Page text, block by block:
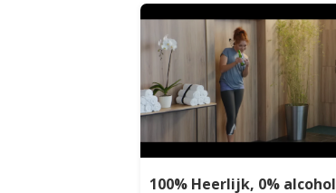
100% Heerlijk, 0% alcohol